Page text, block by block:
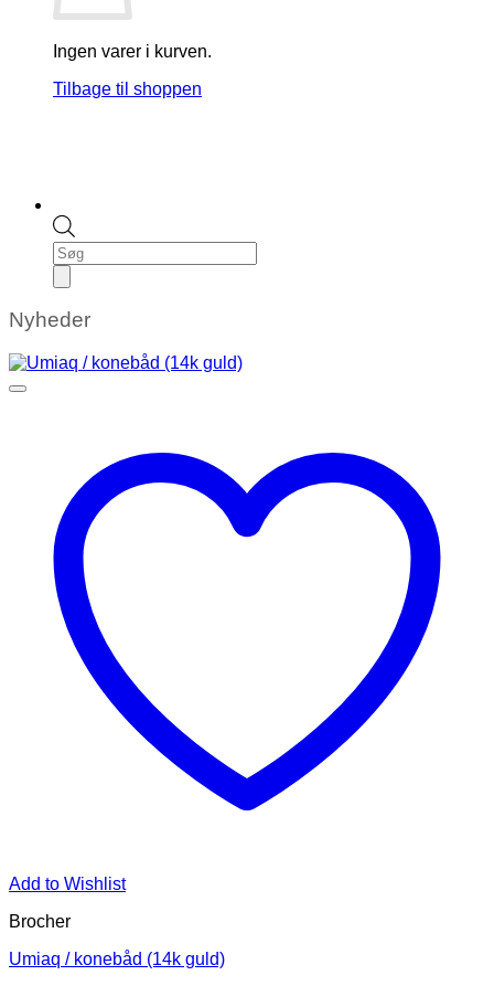
Ingen varer i kurven.
Tilbage til shoppen
Products
search
Nyheder
Add to Wishlist
Brocher
Umiaq / konebåd (14k guld)